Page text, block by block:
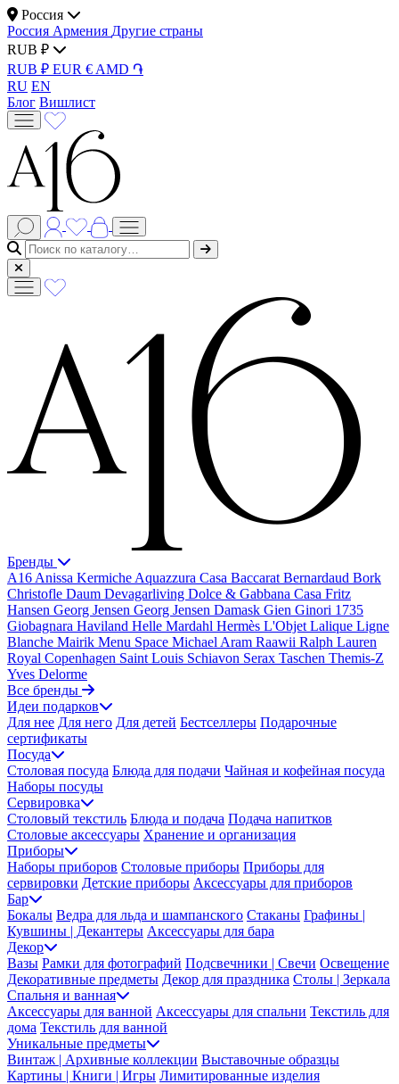
Россия
Россия Армения Другие страны
RUB ₽
RUB ₽ EUR € AMD ֏
RU EN
Блог Вишлист
Бренды
A16 Anissa Kermiche Aquazzura Casa Baccarat Bernardaud Bork
Christofle Daum Devagarliving Dolce & Gabbana Casa Fritz
Hansen Georg Jensen Georg Jensen Damask Gien Ginori 1735
Giobagnara Haviland Helle Mardahl Hermès L'Objet Lalique Ligne
Blanche Mairik Menu Space Michael Aram Raawii Ralph Lauren
Royal Copenhagen Saint Louis Schiavon Serax Taschen Themis-Z
Yves Delorme
Все бренды
Идеи подарков
Для нее Для него Для детей Бестселлеры Подарочные
сертификаты
Посуда
Столовая посуда Блюда для подачи Чайная и кофейная посуда
Наборы посуды
Сервировка
Столовый текстиль Блюда и подача Подача напитков
Столовые аксессуары Хранение и организация
Приборы
Наборы приборов Столовые приборы Приборы для
сервировки Детские приборы Аксессуары для приборов
Бар
Бокалы Ведра для льда и шампанского Стаканы Графины |
Кувшины | Декантеры Аксессуары для бара
Декор
Вазы Рамки для фотографий Подсвечники | Свечи Освещение
Декоративные предметы Декор для праздника Столы | Зеркала
Спальня и ванная
Аксессуары для ванной Аксессуары для спальни Текстиль для
дома Текстиль для ванной
Уникальные предметы
Винтаж | Архивные коллекции Выставочные образцы
Картины | Книги | Игры Лимитированные изделия